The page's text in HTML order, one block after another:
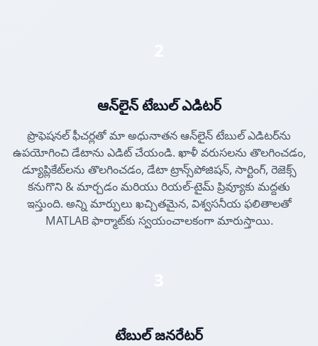
ఆన్‌లైన్ టేబుల్ ఎడిటర్
ప్రొఫెషనల్ ఫీచర్లతో మా అధునాతన ఆన్‌లైన్ టేబుల్ ఎడిటర్‌ను
ఉపయోగించి డేటాను ఎడిట్ చేయండి. ఖాళీ వరుసలను తొలగించడం,
డ్యూప్లికేట్‌లను తొలగించడం, డేటా ట్రాన్స్‌పోజిషన్, సార్టింగ్, రెజెక్స్
కనుగొని & మార్చడం మరియు రియల్-టైమ్ ప్రివ్యూకు మద్దతు
ఇస్తుంది. అన్ని మార్పులు ఖచ్చితమైన, విశ్వసనీయ ఫలితాలతో
MATLAB ఫార్మాట్‌కు స్వయంచాలకంగా మారుస్తాయి.
టేబుల్ జనరేటర్